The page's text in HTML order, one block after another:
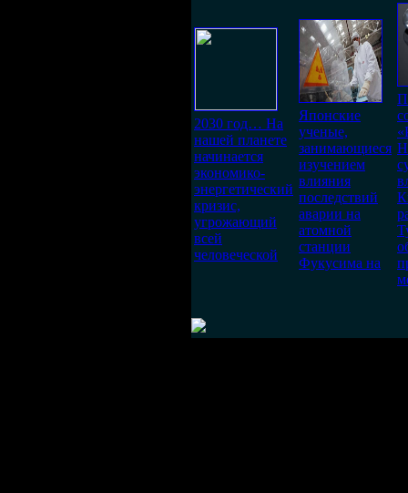
2030 год… На
нашей планете
начинается
экономико-
энергетический
кризис,
угрожающий
всей
человеческой
Японские
ученые,
занимающиеся
изучением
влияния
последствий
аварии на
атомной
станции
Фукусима на